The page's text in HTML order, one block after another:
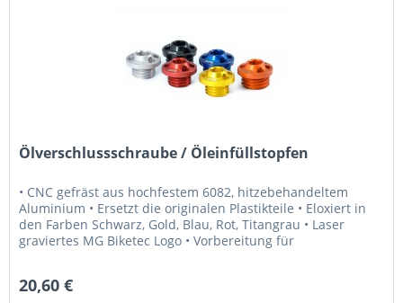
Ölverschlussschraube / Öleinfüllstopfen
• CNC gefräst aus hochfestem 6082, hitzebehandeltem
Aluminium • Ersetzt die originalen Plastikteile • Eloxiert in
den Farben Schwarz, Gold, Blau, Rot, Titangrau • Laser
graviertes MG Biketec Logo • Vorbereitung für
20,60 €